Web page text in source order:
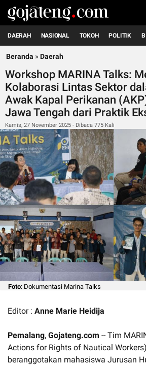
DAERAH NASIONAL TOKOH POLITIK
Beranda » Daerah
Workshop MARINA Talks:
Kolaborasi Lintas Sektor
Awak Kapal Perikanan
Jawa Tengah dari Praktik
Kamis, 27 November 2025 - Dibaca 775 Kali
Foto: Dokumentasi Marina Talks
Editor : Anne Marie Heidija
Pemalang, Gojateng.com -- Tim
Actions for Rights of Nautical
beranggotakan mahasiswa Jurusan